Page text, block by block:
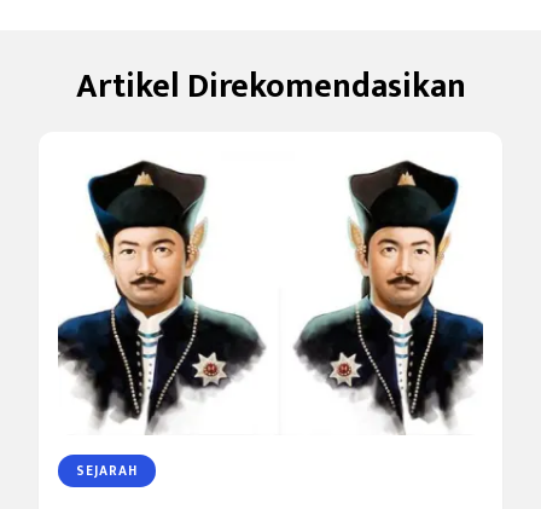
Artikel Direkomendasikan
SEJARAH